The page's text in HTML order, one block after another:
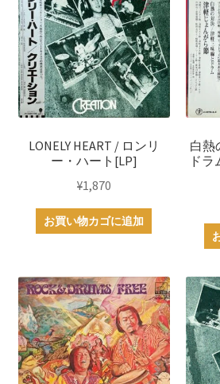
LONELY HEART / ロンリ
ー・ハート[LP]
¥1,870
お買い物カゴに追加
白熱
ド